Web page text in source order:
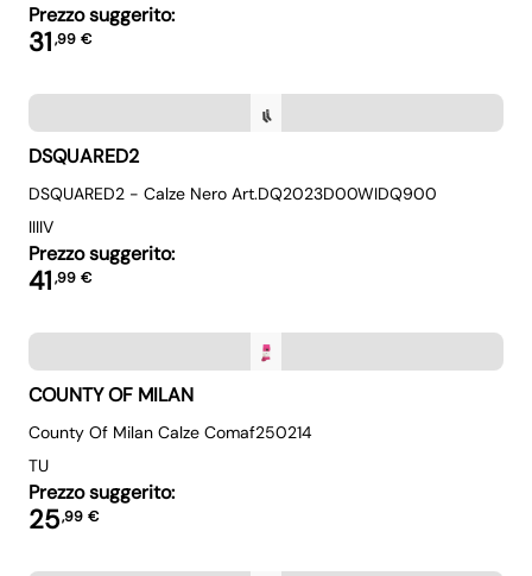
Prezzo suggerito:
31,99 €
DSQUARED2
DSQUARED2 - Calze Nero Art.DQ2023D00WIDQ900
IIIIV
Prezzo suggerito:
41,99 €
COUNTY OF MILAN
County Of Milan Calze Comaf250214
TU
Prezzo suggerito:
25,99 €